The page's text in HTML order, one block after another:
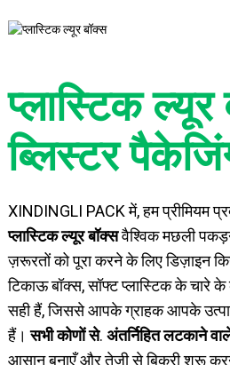
प्लास्टिक ल्यूर
ब्लिस्टर पैकेजिंग
XINDINGLI PACK में, हम प्रीमियम
प्लास्टिक ल्यूर बॉक्सवैश्विक मछली
ज़रूरतों को पूरा करने के लिए डिज़ाइन
टिकाऊ बॉक्स, सॉफ्ट प्लास्टिक के
सही हैं, जिससे आपके ग्राहक आपके
हैं। सभी कोणों से. अंतर्निहित लटकाने
आसान बनाएँ और तेज़ी से बिक्री शुरू